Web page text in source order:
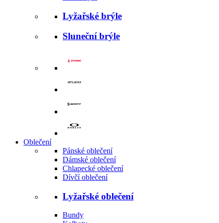
Lyžařské brýle
Sluneční brýle
Oblečení
Pánské oblečení
Dámské oblečení
Chlapecké oblečení
Dívčí oblečení
Lyžařské oblečení
Bundy